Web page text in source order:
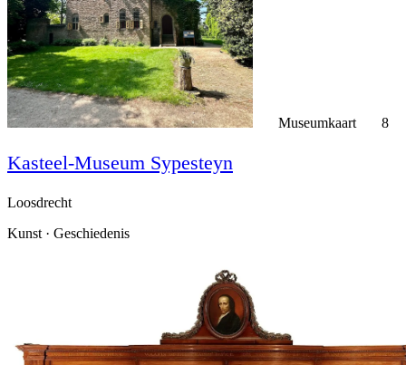
Museumkaart 8
Kasteel-Museum Sypesteyn
Loosdrecht
Kunst · Geschiedenis